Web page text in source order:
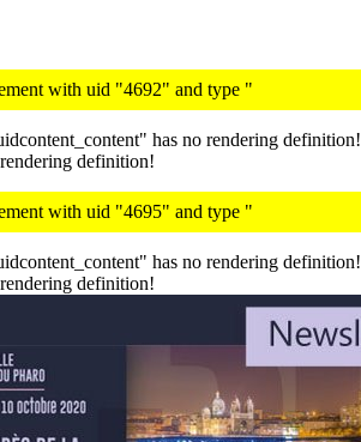
with uid "4692" and type "
has no rendering definition!
definition!
with uid "4695" and type "
has no rendering definition!
definition!